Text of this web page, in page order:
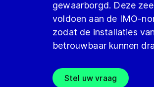
gewaarborgd. Deze
voldoen aan de IMO-
zodat de installaties
betrouwbaar kunnen
Stel uw vraag